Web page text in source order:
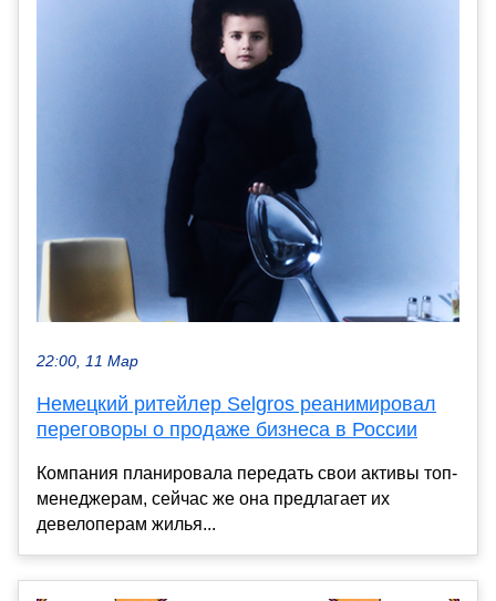
22:00, 11 Мар
Немецкий ритейлер Selgros реанимировал
переговоры о продаже бизнеса в России
Компания планировала передать свои активы топ-
менеджерам, сейчас же она предлагает их
девелоперам жилья...